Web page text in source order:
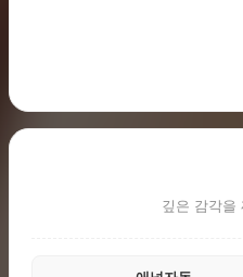
깊은 감각을